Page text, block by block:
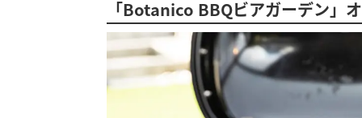
「Botanico BBQビアガーデン」